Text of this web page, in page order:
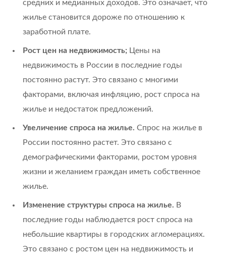
средних и медианных доходов. Это означает, что
жилье становится дороже по отношению к
заработной плате.
Рост цен на недвижимость; Цены на
недвижимость в России в последние годы
постоянно растут. Это связано с многими
факторами, включая инфляцию, рост спроса на
жилье и недостаток предложений.
Увеличение спроса на жилье. Спрос на жилье в
России постоянно растет. Это связано с
демографическими факторами, ростом уровня
жизни и желанием граждан иметь собственное
жилье.
Изменение структуры спроса на жилье. В
последние годы наблюдается рост спроса на
небольшие квартиры в городских агломерациях.
Это связано с ростом цен на недвижимость и